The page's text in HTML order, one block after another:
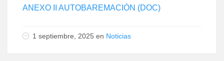
ANEXO II AUTOBAREMACIÓN (DOC)
1 septiembre, 2025 en Noticias